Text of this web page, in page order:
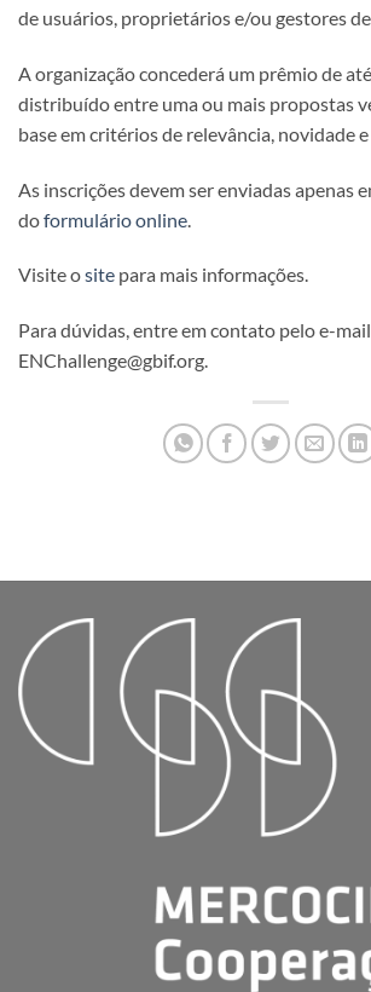
de usuários, proprietários e/ou gestores
A organização concederá um prêmio de
distribuído entre uma ou mais propostas
base em critérios de relevância, novidade
As inscrições devem ser enviadas apenas
doformulário online
Visite osite para mais informações.
Para dúvidas, entre em contato pelo e-mail
ENChallenge@gbif.org.